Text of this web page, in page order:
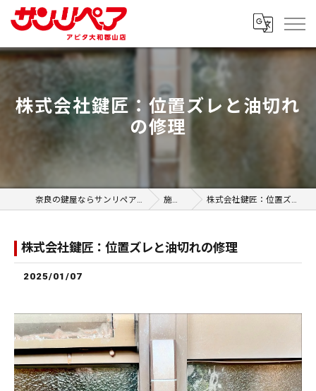
株式会社鍵匠：位置ズレと油切れ
の修理
奈良の鍵屋ならサンリペア アピタ大和郡山店 施工事例 株式会社鍵匠：位置ズレと油切れの修理
株式会社鍵匠：位置ズレと油切れの修理
2025/01/07